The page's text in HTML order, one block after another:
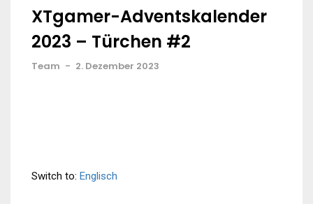
XTgamer-Adventskalender
2023 – Türchen #2
Team - 2. Dezember 2023
Switch to: Englisch